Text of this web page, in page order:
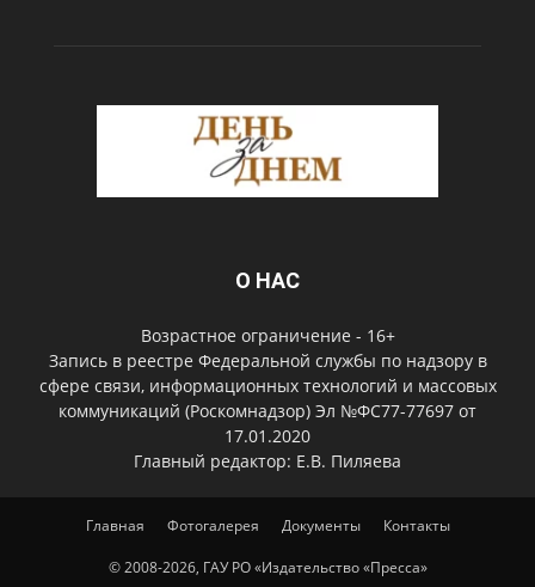
О НАС
Возрастное ограничение - 16+
Запись в реестре Федеральной службы по надзору в
сфере связи, информационных технологий и массовых
коммуникаций (Роскомнадзор) Эл №ФС77-77697 от
17.01.2020
Главный редактор: Е.В. Пиляева
Главная Фотогалерея Документы Контакты
© 2008-2026, ГАУ РО «Издательство «Пресса»